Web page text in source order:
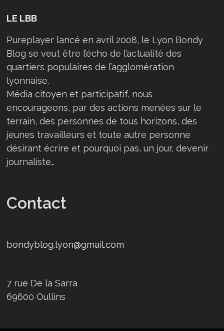
LE LBB
Pureplayer lancé en avril 2008, le Lyon Bondy
Blog se veut être l’écho de l’actualité des
quartiers populaires de l’agglomération
lyonnaise.
Média citoyen et participatif, nous
encourageons, par des actions menées sur le
terrain, des personnes de tous horizons, des
jeunes travailleurs et toute autre personne
désirant écrire et pourquoi pas, un jour, devenir
journaliste…
Contact
bondyblog.lyon@gmail.com
7 rue De la Sarra
69600 Oullins